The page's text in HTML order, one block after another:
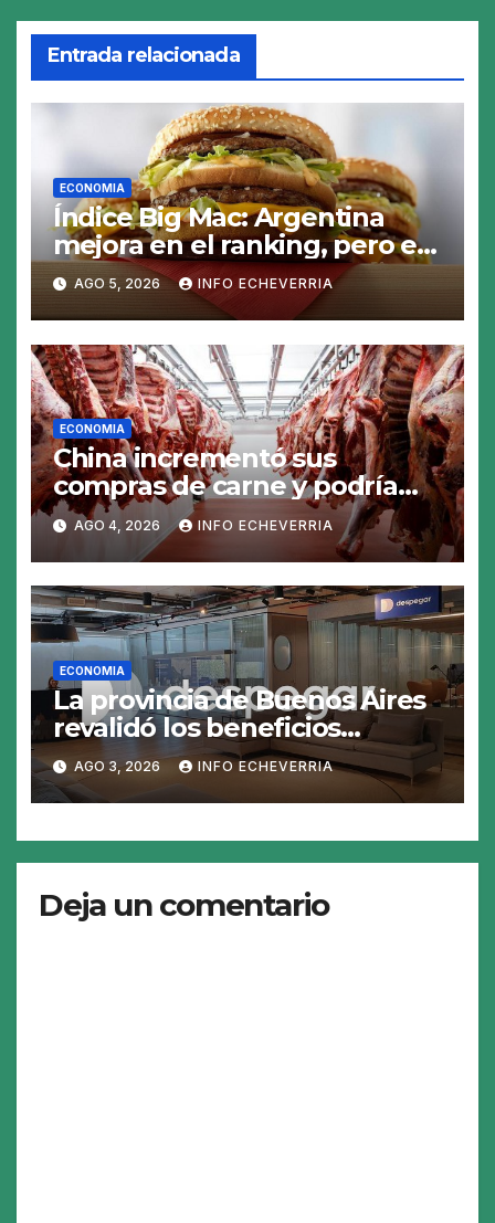
Entrada relacionada
ECONOMIA
Índice Big Mac: Argentina
mejora en el ranking, pero el
peso sigue sobrevaluado un
19%
AGO 5, 2026 INFO ECHEVERRIA
ECONOMIA
China incrementó sus
compras de carne y podría
abrirse una oportunidad para
la Argentina
AGO 4, 2026 INFO ECHEVERRIA
ECONOMIA
La provincia de Buenos Aires
revalidó los beneficios
fiscales de Despegar en el
régimen de economía del
conocimiento
AGO 3, 2026 INFO ECHEVERRIA
Deja un comentario